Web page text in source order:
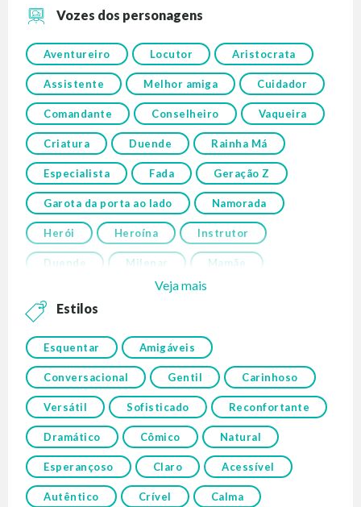
Vozes dos personagens
Aventureiro Locutor Aristocrata
Assistente Melhor amiga Cuidador
Comandante Conselheiro Vaqueira
Criatura Duende Rainha Má
Especialista Fada Geração Z
Garota da porta ao lado Namorada
Herói Heroína Instrutor
Duende Milenar Mamãe
Veja mais
Estilos
Esquentar Amigáveis
Conversacional Gentil Carinhoso
Versátil Sofisticado Reconfortante
Dramático Cômico Natural
Esperançoso Claro Acessível
Autêntico Crível Calma